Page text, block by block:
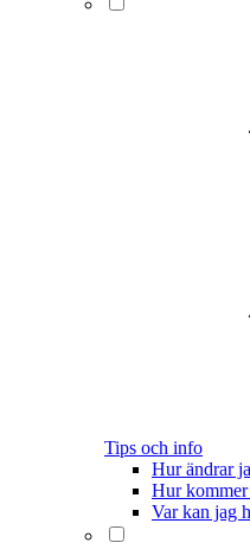
Tips och info
Hur ändrar
Hur
Var kan jag